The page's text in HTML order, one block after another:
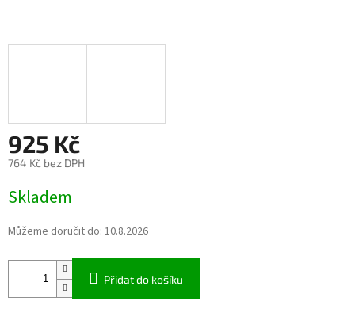
925 Kč
764 Kč bez DPH
cena:
Skladem
Můžeme doručit do: 10.8.2026
Přidat do košíku